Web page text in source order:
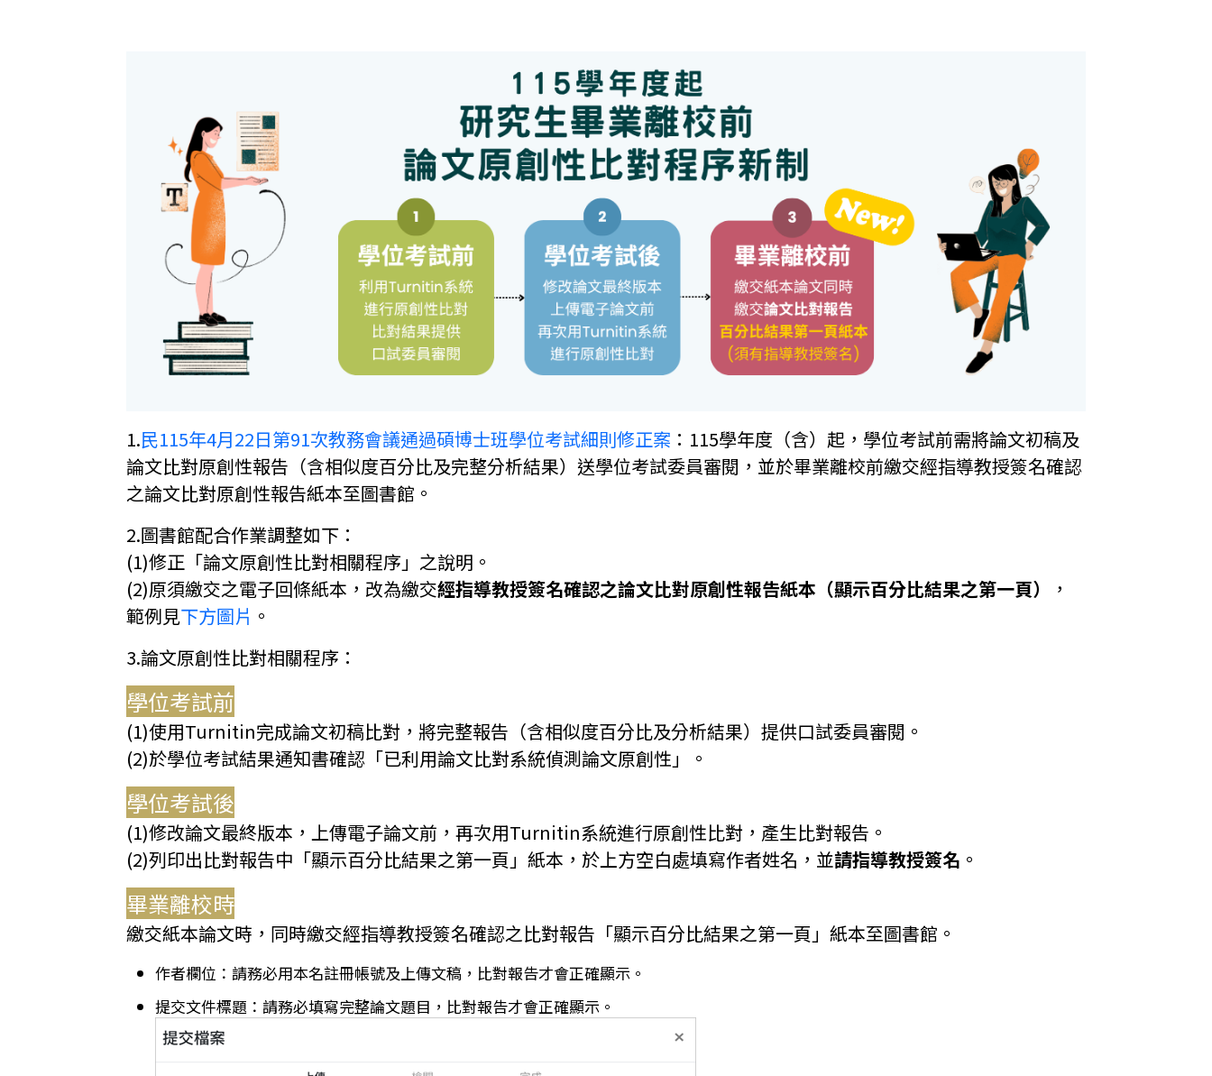
1.民115年4月22日第91次教務會議通過碩博士班學位考試細則修正案 ：115學年度（含）起，學位考試前需將論文初稿及
論文比對原創性報告（含相似度百分比及完整分析結果）送學位考試委員審閱，並於畢業離校前繳交經指導教授簽名確認
之論文比對原創性報告紙本至圖書館。
2.圖書館配合作業調整如下：
(1)修正「論文原創性比對相關程序」之說明。
(2)原須繳交之電子回條紙本，改為繳交經指導教授簽名確認之論文比對原創性報告紙本（顯示百分比結果之第一頁）
，
範例見下方圖片 。
3.論文原創性比對相關程序：
學位考試前
(1)使用Turnitin完成論文初稿比對，將完整報告（含相似度百分比及分析結果）提供口試委員審閱。
(2)於學位考試結果通知書確認「已利用論文比對系統偵測論文原創性」。
學位考試後
(1)修改論文最終版本，上傳電子論文前，再次用Turnitin系統進行原創性比對，產生比對報告。
(2)列印出比對報告中「顯示百分比結果之第一頁」紙本，於上方空白處填寫作者姓名，並請指導教授簽名 。
畢業離校時
繳交紙本論文時，同時繳交經指導教授簽名確認之比對報告「顯示百分比結果之第一頁」紙本至圖書館。
作者欄位：請務必用本名註冊帳號及上傳文稿，比對報告才會正確顯示。
提交文件標題：請務必填寫完整論文題目，比對報告才會正確顯示。